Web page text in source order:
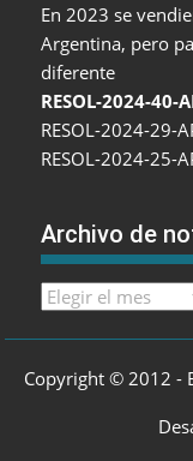
En 2023 se
Argentina, pero
diferente
RESOL-2024-40-
RESOL-2024-29-
RESOL-2024-25-
Archivo de
Archivo
Copyright © 2012 -